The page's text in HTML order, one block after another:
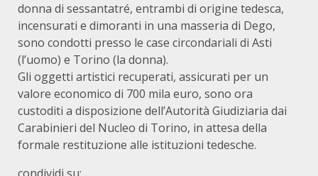
donna di sessantatré, entrambi di origine tedesca,
incensurati e dimoranti in una masseria di Dego,
sono condotti presso le case circondariali di Asti
(l’uomo) e Torino (la donna).
Gli oggetti artistici recuperati, assicurati per un
valore economico di 700 mila euro, sono ora
custoditi a disposizione dell’Autorità Giudiziaria dai
Carabinieri del Nucleo di Torino, in attesa della
formale restituzione alle istituzioni tedesche.